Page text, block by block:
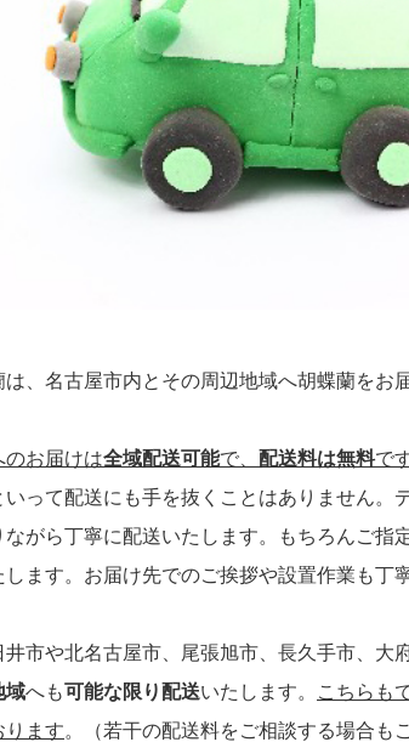
、名古屋市内とその周辺地域へ胡蝶蘭をお
のお届けは全域配送可能で、 配送料は無料で
いって配送にも手を抜くことはありません。
ながら丁寧に配送いたします。もちろんご指
ます。お届け先でのご挨拶や設置作業も丁
井市や北名古屋市、尾張旭市、長久手市、大
域へも可能な限り配送いたします。 こちらも
ります。（若干の配送料をご相談する場合も